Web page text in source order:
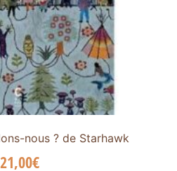
nous ? de Starhawk
21,00€